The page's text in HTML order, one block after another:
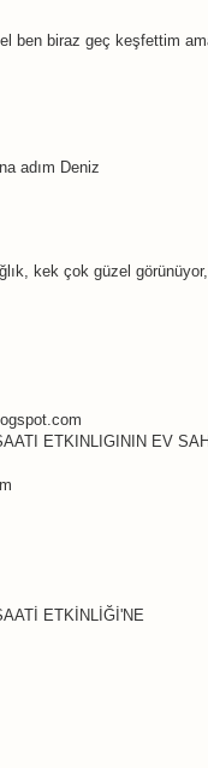
ben biraz geç keşfettim
adım Deniz
kek çok güzel
ETKINLIGININ EV
ETKİNLİĞİ'NE